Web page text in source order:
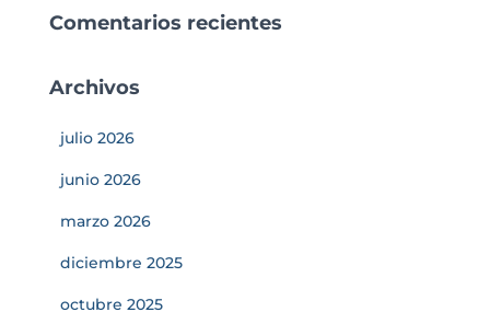
Comentarios recientes
Archivos
julio 2026
junio 2026
marzo 2026
diciembre 2025
octubre 2025